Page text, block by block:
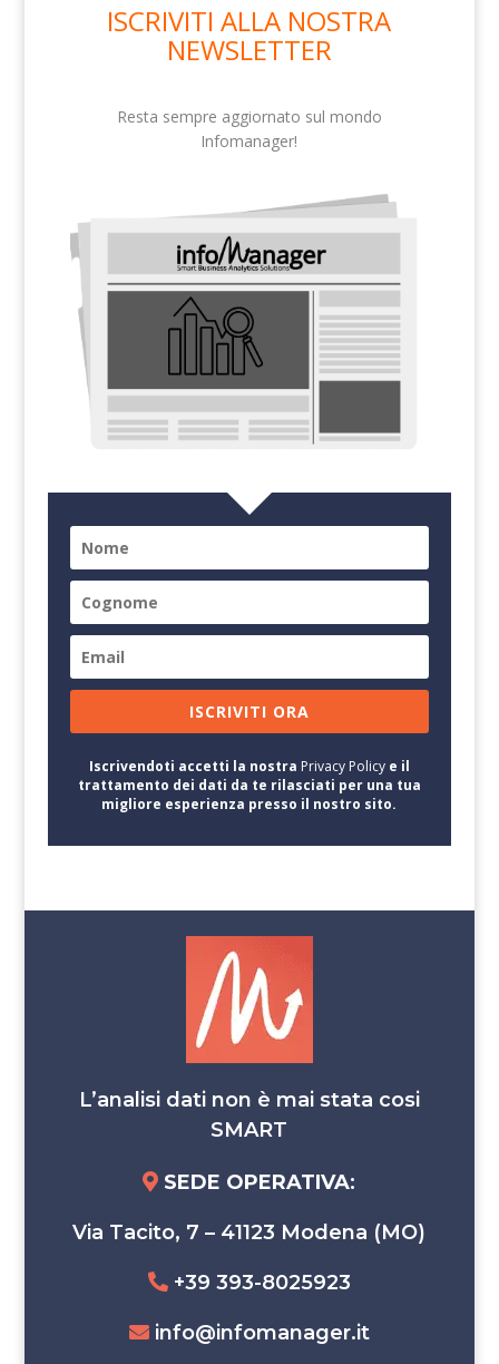
ISCRIVITI ALLA NOSTRA
NEWSLETTER
Resta sempre aggiornato sul mondo
Infomanager!
ISCRIVITI ORA
Iscrivendoti accetti la nostra Privacy Policye il
trattamento dei dati da te rilasciati per una tua
migliore esperienza presso il nostro sito.
L’analisi dati non è mai stata cosi
SMART
SEDE OPERATIVA:
Via Tacito, 7 – 41123 Modena (MO)
+39 393-8025923
info@infomanager.it